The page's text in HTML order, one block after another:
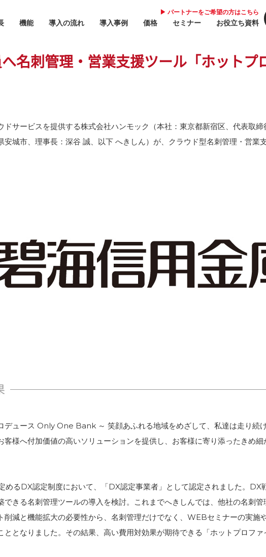
▶︎ パートナーをご希望の方はこちら
機能 導入の流れ 導入事例 価格 セミナー お役立ち資料
チェックイン/アウト
HOT通知
Webフォーム/LP作成
導入事例
営業支援
サポート
名刺管理・営業支援ツール「ホットプ
サービスを提供する株式会社ハンモック（本社：東京都新宿区、代表取
城市、理事長：深谷 誠、以下 へきしん）が、クラウド型名刺管理・営業
デュース Only One Bank ～ 笑顔あふれる地域をめざして、私達は走り続
様へ付加価値の高いソリューションを提供し、お客様に寄り添ったきめ
るDX認定制度において、「DX認定事業者」として認定されました。DX
きる名刺管理ツールの導入を検討。これまでへきしんでは、他社の名刺
削減と機能拡大の必要性から、名刺管理だけでなく、WEBセミナーの実施
となりました。その結果、高い費用対効果が期待できる「ホットプロフ